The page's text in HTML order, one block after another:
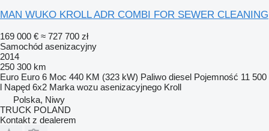
MAN WUKO KROLL ADR COMBI FOR SEWER CLEANING
169 000 € ≈ 727 700 zł
Samochód asenizacyjny
2014
250 300 km
Euro Euro 6 Moc 440 KM (323 kW) Paliwo diesel Pojemność 11 500
l Napęd 6x2 Marka wozu asenizacyjnego Kroll
Polska, Niwy
TRUCK POLAND
Kontakt z dealerem